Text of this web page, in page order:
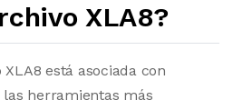
XLA8?
está asociada con
herramientas más